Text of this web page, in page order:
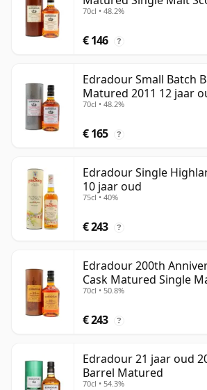
oud
70cl • 48.2%
€ 146 ?
Edradour Small Batch
Matured 2011 12 jaar
70cl • 48.2%
€ 165 ?
Edradour Single
10 jaar oud
75cl • 40%
€ 243 ?
Edradour 200th
Cask Matured Single
oud
70cl • 50.8%
€ 243 ?
Edradour 21 jaar oud
Barrel Matured
70cl • 54.3%